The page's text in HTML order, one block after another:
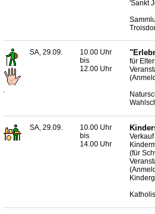
'Sankt
.
SA, 29.09.
10.00 Uhr
bis
12.00 Uhr
für
SA, 29.09.
10.00 Uhr
bis
14.00 Uhr
(für